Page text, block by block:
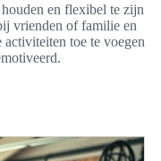
en flexibel te zijn
vrienden of familie en
toe te voegen